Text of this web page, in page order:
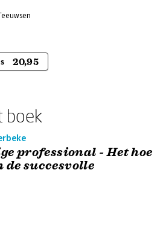
20,95
boek
professional - Het hoe
de succesvolle